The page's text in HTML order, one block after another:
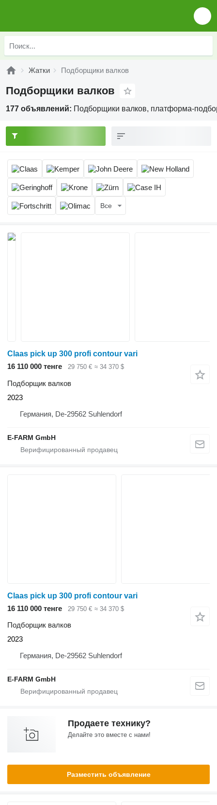
Жатки Подборщики валков
Подборщики валков
177 объявлений: Подборщики валков, платформа-
Все
Claas pick up 300 profi contour vari
16 110 000 тенге
29 750 € ≈ 34 370 $
Подборщик валков
2023
Германия, De-29562 Suhlendorf
E-FARM GmbH
Claas pick up 300 profi contour vari
16 110 000 тенге
29 750 € ≈ 34 370 $
Подборщик валков
2023
Германия, De-29562 Suhlendorf
E-FARM GmbH
Продаете технику?
Делайте это вместе с нами!
Разместить объявление